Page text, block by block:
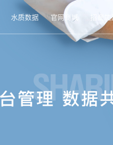
水质数据 官网商城 招商加